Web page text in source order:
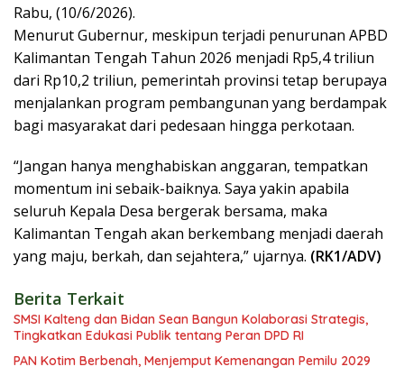
Rabu, (10/6/2026).
Menurut Gubernur, meskipun terjadi penurunan APBD
Kalimantan Tengah Tahun 2026 menjadi Rp5,4 triliun
dari Rp10,2 triliun, pemerintah provinsi tetap berupaya
menjalankan program pembangunan yang berdampak
bagi masyarakat dari pedesaan hingga perkotaan.
“Jangan hanya menghabiskan anggaran, tempatkan
momentum ini sebaik-baiknya. Saya yakin apabila
seluruh Kepala Desa bergerak bersama, maka
Kalimantan Tengah akan berkembang menjadi daerah
yang maju, berkah, dan sejahtera,” ujarnya. (RK1/ADV)
Berita Terkait
SMSI Kalteng dan Bidan Sean Bangun Kolaborasi Strategis,
Tingkatkan Edukasi Publik tentang Peran DPD RI
PAN Kotim Berbenah, Menjemput Kemenangan Pemilu 2029